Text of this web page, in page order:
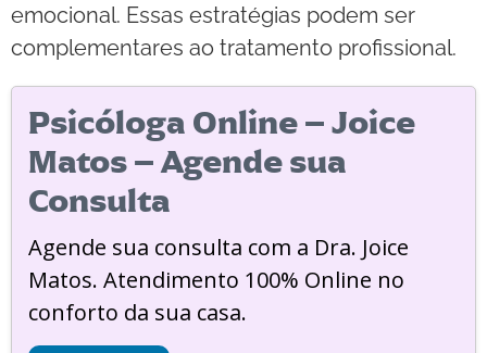
emocional. Essas estratégias podem ser
complementares ao tratamento profissional.
Psicóloga Online – Joice
Matos – Agende sua
Consulta
Agende sua consulta com a Dra. Joice
Matos. Atendimento 100% Online no
conforto da sua casa.